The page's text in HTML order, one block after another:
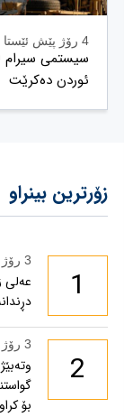
4 رۆژ پێش ئێستا
سیستمی سیرام
ئوردن دەکرێت
زۆرترین بینراو
1
3 رۆژ پێش ئێستا
عەلی
2
3 رۆژ پێش ئێستا
بۆ